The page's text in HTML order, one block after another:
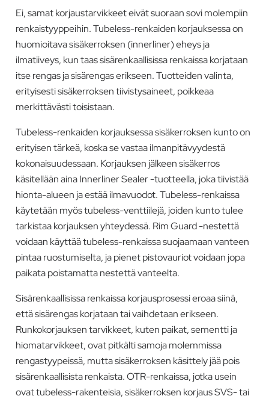
Ei, samat korjaustarvikkeet eivät suoraan sovi molempiin
renkaistyyppeihin. Tubeless-renkaiden korjauksessa on
huomioitava sisäkerroksen (innerliner) eheys ja
ilmatiiveys, kun taas sisärenkaallisissa renkaissa korjataan
itse rengas ja sisärengas erikseen. Tuotteiden valinta,
erityisesti sisäkerroksen tiivistysaineet, poikkeaa
merkittävästi toisistaan.
Tubeless-renkaiden korjauksessa sisäkerroksen kunto on
erityisen tärkeä, koska se vastaa ilmanpitävyydestä
kokonaisuudessaan. Korjauksen jälkeen sisäkerros
käsitellään aina Innerliner Sealer -tuotteella, joka tiivistää
hionta-alueen ja estää ilmavuodot. Tubeless-renkaissa
käytetään myös tubeless-venttiilejä, joiden kunto tulee
tarkistaa korjauksen yhteydessä. Rim Guard -nestettä
voidaan käyttää tubeless-renkaissa suojaamaan vanteen
pintaa ruostumiselta, ja pienet pistovauriot voidaan jopa
paikata poistamatta nestettä vanteelta.
Sisärenkaallisissa renkaissa korjausprosessi eroaa siinä,
että sisärengas korjataan tai vaihdetaan erikseen.
Runkokorjauksen tarvikkeet, kuten paikat, sementti ja
hiomatarvikkeet, ovat pitkälti samoja molemmissa
rengastyypeissä, mutta sisäkerroksen käsittely jää pois
sisärenkaallisista renkaista. OTR-renkaissa, jotka usein
ovat tubeless-rakenteisia, sisäkerroksen korjaus SVS- tai